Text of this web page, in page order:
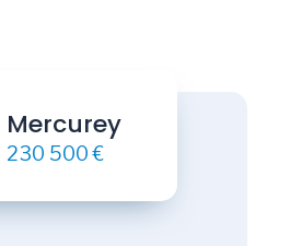
Mercurey
230 500 €